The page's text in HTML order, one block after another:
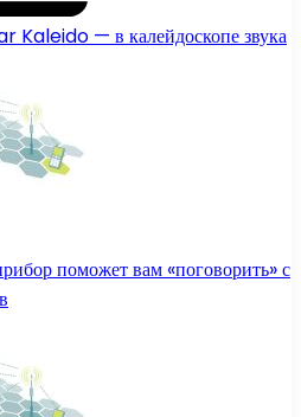
Kaleido — в калейдоскопе звука
поможет вам «поговорить» с